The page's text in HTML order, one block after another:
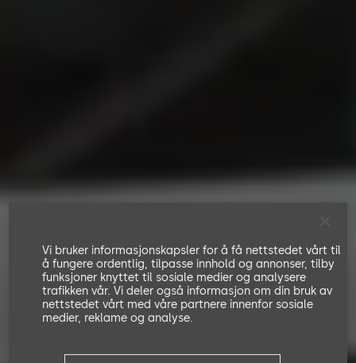
Vi bruker informasjonskapsler for å få nettstedet vårt til
å fungere ordentlig, tilpasse innhold og annonser, tilby
funksjoner knyttet til sosiale medier og analysere
trafikken vår. Vi deler også informasjon om din bruk av
nettstedet vårt med våre partnere innenfor sosiale
medier, reklame og analyse.